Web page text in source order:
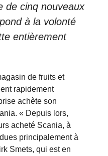
de cinq nouveaux
à la volonté
entièrement
de fruits et
rapidement
achète son
« Depuis lors,
acheté Scania, à
principalement à
Smets, qui est en